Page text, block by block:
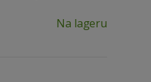
Na lageru